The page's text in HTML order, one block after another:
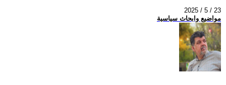
2025 / 5 / 23
مواضيع وابحاث سياسية